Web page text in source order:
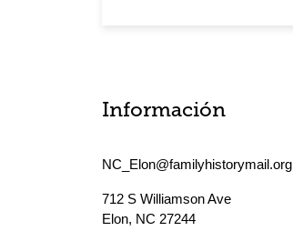
Información
NC_Elon@familyhistorymail.org
712 S Williamson Ave
Elon, NC 27244